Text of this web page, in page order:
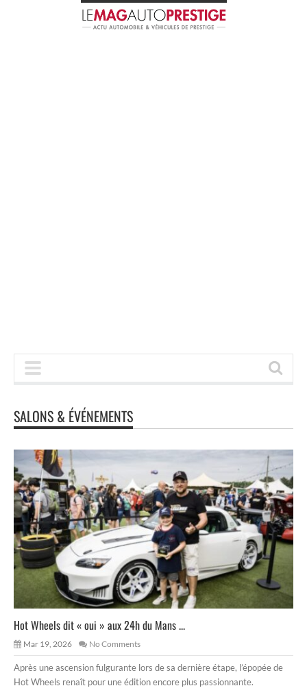
SALONS & ÉVÉNEMENTS
Hot Wheels dit « oui » aux 24h du Mans ...
Mar 19, 2026 No Comments
Après une ascension fulgurante lors de sa dernière étape, l’épopée de
Hot Wheels renaît pour une édition encore plus passionnante.